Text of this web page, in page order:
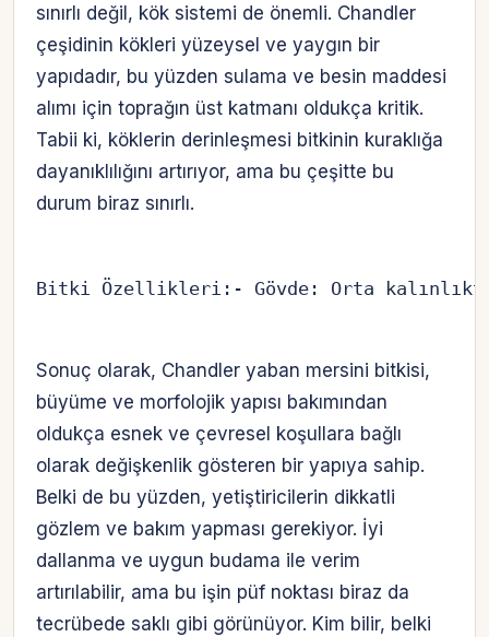
sınırlı değil, kök sistemi de önemli. Chandler
çeşidinin kökleri yüzeysel ve yaygın bir
yapıdadır, bu yüzden sulama ve besin maddesi
alımı için toprağın üst katmanı oldukça kritik.
Tabii ki, köklerin derinleşmesi bitkinin kuraklığa
dayanıklılığını artırıyor, ama bu çeşitte bu
durum biraz sınırlı.
Bitki Özellikleri:- Gövde: Orta
Sonuç olarak, Chandler yaban mersini bitkisi,
büyüme ve morfolojik yapısı bakımından
oldukça esnek ve çevresel koşullara bağlı
olarak değişkenlik gösteren bir yapıya sahip.
Belki de bu yüzden, yetiştiricilerin dikkatli
gözlem ve bakım yapması gerekiyor. İyi
dallanma ve uygun budama ile verim
artırılabilir, ama bu işin püf noktası biraz da
tecrübede saklı gibi görünüyor. Kim bilir, belki